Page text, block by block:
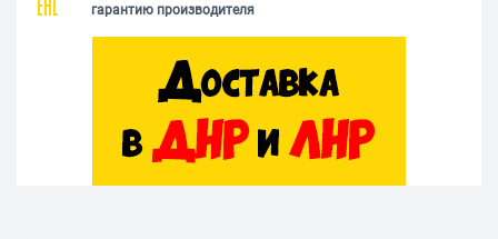
гарантию производителя